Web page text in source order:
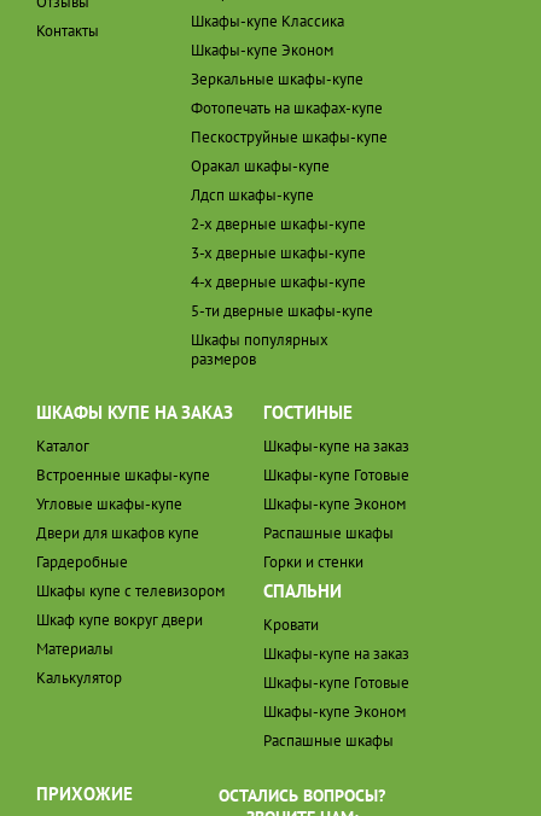
Контакты
Шкафы-купе Классика
Шкафы-купе Эконом
Зеркальные шкафы-купе
Фотопечать на шкафах-купе
Пескоструйные шкафы-купе
Оракал шкафы-купе
Лдсп шкафы-купе
2-х дверные шкафы-купе
3-х дверные шкафы-купе
4-х дверные шкафы-купе
5-ти дверные шкафы-купе
Шкафы популярных
размеров
ШКАФЫ КУПЕ НА ЗАКАЗ
Каталог
Встроенные шкафы-купе
Угловые шкафы-купе
Двери для шкафов купе
Гардеробные
Шкафы купе с телевизором
Шкаф купе вокруг двери
Материалы
Калькулятор
ГОСТИНЫЕ
Шкафы-купе на заказ
Шкафы-купе Готовые
Шкафы-купе Эконом
Распашные шкафы
Горки и стенки
СПАЛЬНИ
Кровати
Шкафы-купе на заказ
Шкафы-купе Готовые
Шкафы-купе Эконом
Распашные шкафы
ПРИХОЖИЕ
ОСТАЛИСЬ ВОПРОСЫ?